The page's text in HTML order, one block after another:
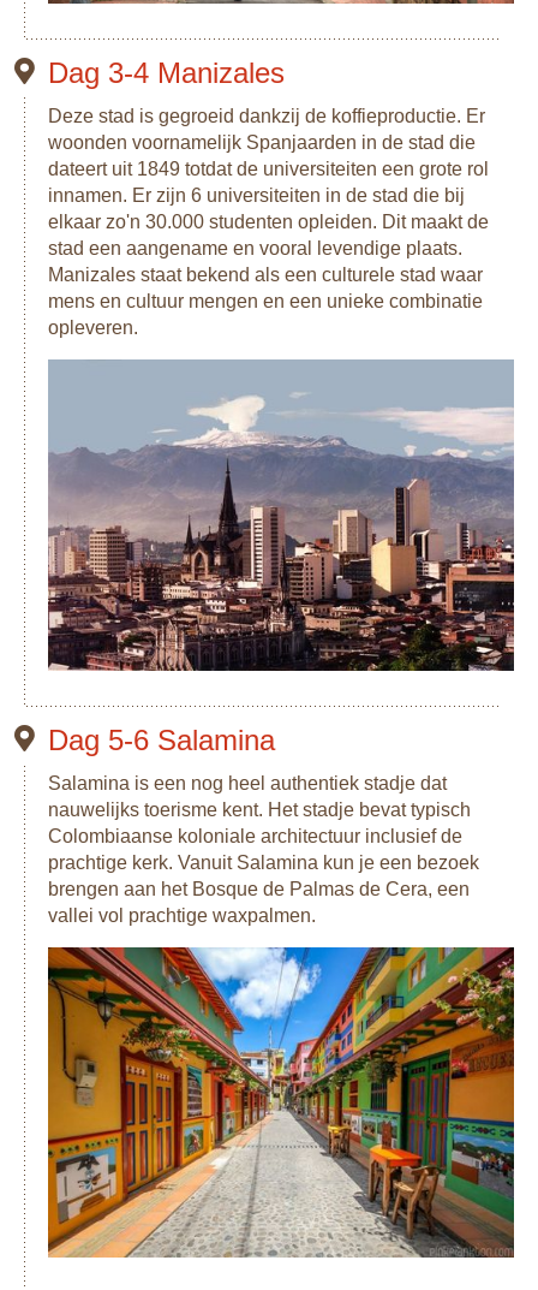
Dag 3-4 Manizales
Deze stad is gegroeid dankzij de koffieproductie. Er
woonden voornamelijk Spanjaarden in de stad die
dateert uit 1849 totdat de universiteiten een grote rol
innamen. Er zijn 6 universiteiten in de stad die bij
elkaar zo'n 30.000 studenten opleiden. Dit maakt de
stad een aangename en vooral levendige plaats.
Manizales staat bekend als een culturele stad waar
mens en cultuur mengen en een unieke combinatie
opleveren.
Dag 5-6 Salamina
Salamina is een nog heel authentiek stadje dat
nauwelijks toerisme kent. Het stadje bevat typisch
Colombiaanse koloniale architectuur inclusief de
prachtige kerk. Vanuit Salamina kun je een bezoek
brengen aan het Bosque de Palmas de Cera, een
vallei vol prachtige waxpalmen.